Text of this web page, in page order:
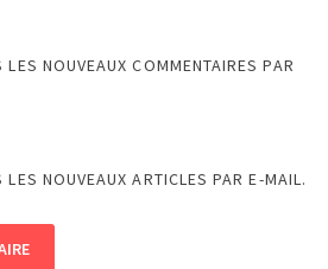
NOUVEAUX COMMENTAIRES PAR
NOUVEAUX ARTICLES PAR E-MAIL.